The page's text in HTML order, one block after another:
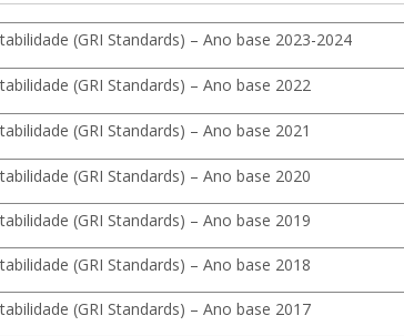
(GRI Standards) – Ano base 2023-2024
(GRI Standards) – Ano base 2022
(GRI Standards) – Ano base 2021
(GRI Standards) – Ano base 2020
(GRI Standards) – Ano base 2019
(GRI Standards) – Ano base 2018
(GRI Standards) – Ano base 2017